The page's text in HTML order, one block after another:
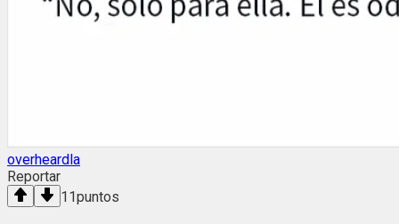
overheardla
Reportar
11puntos